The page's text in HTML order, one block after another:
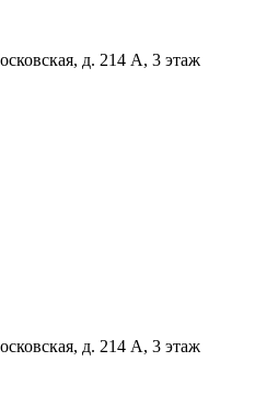
д. 214 А, 3 этаж
д. 214 А, 3 этаж